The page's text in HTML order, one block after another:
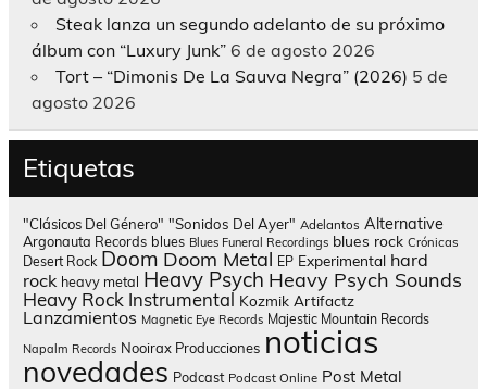
Steak lanza un segundo adelanto de su próximo
álbum con “Luxury Junk” 6 de agosto 2026
Tort – “Dimonis De La Sauva Negra” (2026) 5 de
agosto 2026
Etiquetas
"Clásicos Del Género" "Sonidos Del Ayer" Adelantos Alternative
Argonauta Records blues Blues Funeral Recordings blues rock Crónicas
Desert Rock Doom Doom Metal EP Experimental hard
rock heavy metal Heavy Psych Heavy Psych Sounds
Heavy Rock Instrumental Kozmik Artifactz
Lanzamientos Magnetic Eye Records Majestic Mountain Records
Napalm Records Nooirax Producciones noticias
novedades Podcast Podcast Online Post Metal